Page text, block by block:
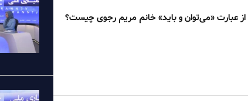
از عبارت «می‌توان و باید» خانم مریم رجوی چیست؟